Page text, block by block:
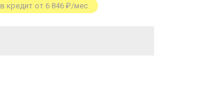
в кредит от 6 846 ₽/мес